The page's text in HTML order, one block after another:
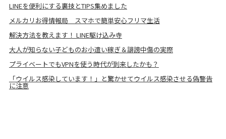
LINEを便利にする裏技とTIPS集めました
メルカリお得情報局 スマホで簡単安心フリマ生活
解決方法を教えます！ LINE駆け込み寺
大人が知らない子どものお小遣い稼ぎ＆誹謗中傷の実際
プライベートでもVPNを使う時代が到来したかも？
「ウイルス感染しています！」と驚かせてウイルス感染させる偽警告
に注意